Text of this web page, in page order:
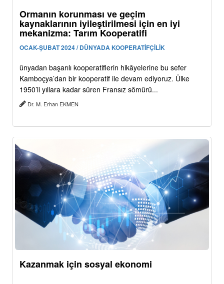
Ormanın korunması ve geçim
kaynaklarının iyileştirilmesi için en iyi
mekanizma: Tarım Kooperatifi
OCAK-ŞUBAT 2024 / DÜNYADA KOOPERATİFÇİLİK
ünyadan başarılı kooperatiflerin hikâyelerine bu sefer
Kamboçya’dan bir kooperatif ile devam ediyoruz. Ülke
1950’li yıllara kadar süren Fransız sömürü...
Dr. M. Erhan EKMEN
Kazanmak için sosyal ekonomi